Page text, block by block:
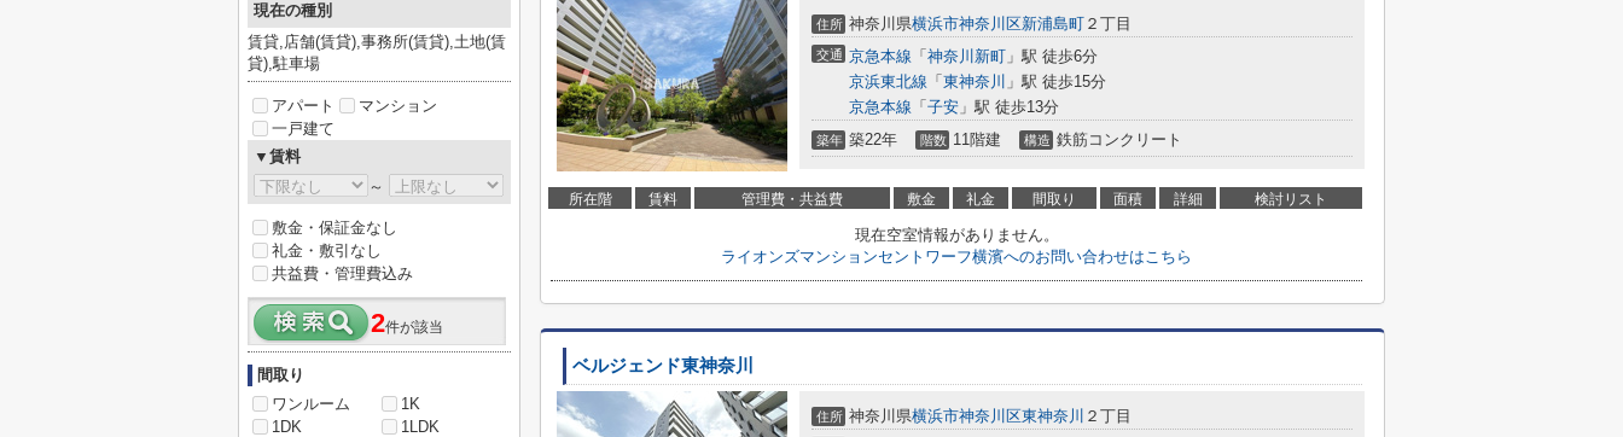
住所 神奈川県横浜市神奈川区新浦島町 ２丁目
交通 京急本線 「 神奈川新町 」駅 徒歩6分
京浜東北線 「 東神奈川 」駅 徒歩15分
京急本線 「 子安 」駅 徒歩13分
築年 築22年 階数 11階建 構造 鉄筋コンクリート
所在階 賃料 管理費・共益費 敷金 礼金 間取り 面積 詳細 検討リスト
現在空室情報がありません。
ライオンズマンションセントワーフ横濱へのお問い合わせはこちら
ベルジェンド東神奈川
住所 神奈川県横浜市神奈川区東神奈川 ２丁目
現在の種別
賃貸,店舗(賃貸),事務所(賃貸),土地(賃
貸),駐車場
アパート
マンション
一戸建て
▼賃料
～
敷金・保証金なし
礼金・敷引なし
共益費・管理費込み
2件が該当
間取り
ワンルーム
1K
1DK
1LDK